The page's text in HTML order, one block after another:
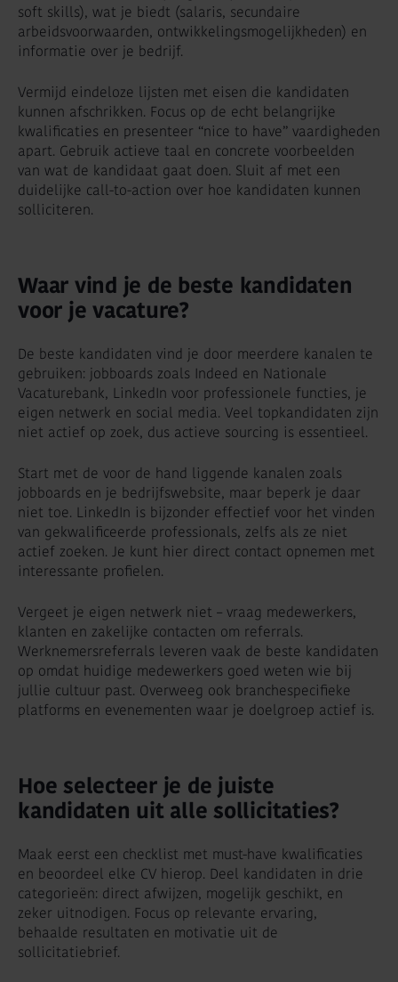
soft skills), wat je biedt (salaris, secundaire
arbeidsvoorwaarden, ontwikkelingsmogelijkheden) en
informatie over je bedrijf.
Vermijd eindeloze lijsten met eisen die kandidaten
kunnen afschrikken. Focus op de echt belangrijke
kwalificaties en presenteer “nice to have” vaardigheden
apart. Gebruik actieve taal en concrete voorbeelden
van wat de kandidaat gaat doen. Sluit af met een
duidelijke call-to-action over hoe kandidaten kunnen
solliciteren.
Waar vind je de beste kandidaten
voor je vacature?
De beste kandidaten vind je door meerdere kanalen te
gebruiken: jobboards zoals Indeed en Nationale
Vacaturebank, LinkedIn voor professionele functies, je
eigen netwerk en social media. Veel topkandidaten zijn
niet actief op zoek, dus actieve sourcing is essentieel.
Start met de voor de hand liggende kanalen zoals
jobboards en je bedrijfswebsite, maar beperk je daar
niet toe. LinkedIn is bijzonder effectief voor het vinden
van gekwalificeerde professionals, zelfs als ze niet
actief zoeken. Je kunt hier direct contact opnemen met
interessante profielen.
Vergeet je eigen netwerk niet – vraag medewerkers,
klanten en zakelijke contacten om referrals.
Werknemersreferrals leveren vaak de beste kandidaten
op omdat huidige medewerkers goed weten wie bij
jullie cultuur past. Overweeg ook branchespecifieke
platforms en evenementen waar je doelgroep actief is.
Hoe selecteer je de juiste
kandidaten uit alle sollicitaties?
Maak eerst een checklist met must-have kwalificaties
en beoordeel elke CV hierop. Deel kandidaten in drie
categorieën: direct afwijzen, mogelijk geschikt, en
zeker uitnodigen. Focus op relevante ervaring,
behaalde resultaten en motivatie uit de
sollicitatiebrief.